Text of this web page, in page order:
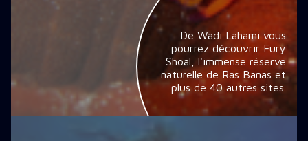
De Wadi Lahami vous
pourrez découvrir Fury
Shoal, l'immense réserve
naturelle de Ras Banas et
plus de 40 autres sites.